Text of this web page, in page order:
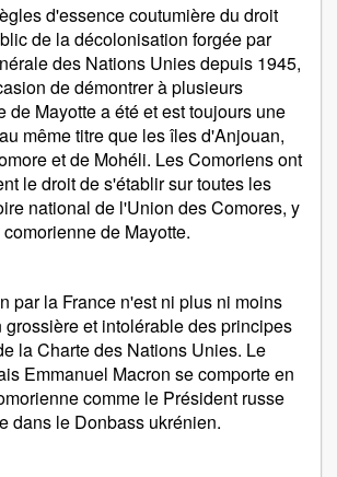
d'essence coutumière du droit
de la décolonisation forgée par
des Nations Unies depuis 1945,
de démontrer à plusieurs
de Mayotte a été et est toujours une
même titre que les îles d'Anjouan,
et de Mohéli. Les Comoriens ont
le droit de s'établir sur toutes les
national de l'Union des Comores, y
de Mayotte.
par la France n'est ni plus ni moins
et intolérable des principes
la Charte des Nations Unies. Le
Emmanuel Macron se comporte en
comme le Président russe
dans le Donbass ukrénien.